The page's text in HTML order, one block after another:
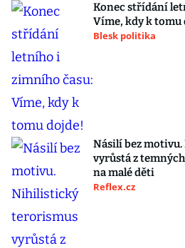
Konec střídání
Víme, kdy k tomu
Blesk politika
Násilí bez
vyrůstá z
na malé děti
Reflex.cz